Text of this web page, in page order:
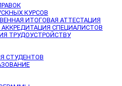
КУРСОВ
ИТОГОВАЯ АТТЕСТАЦИЯ
АККРЕДИТАЦИЯ СПЕЦИАЛИСТОВ
ТРУДОУСТРОЙСТВУ
СТУДЕНТОВ